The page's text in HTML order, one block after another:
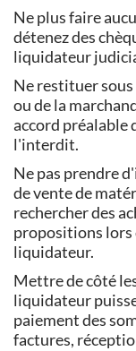
Ne plus faire
détenez des
liquidateur
Ne restituer
ou de la
accord préalable
l'interdit.
Ne pas prendre
de vente de
rechercher des
propositions lors
liquidateur.
Mettre de côté
liquidateur
paiement des
factures,